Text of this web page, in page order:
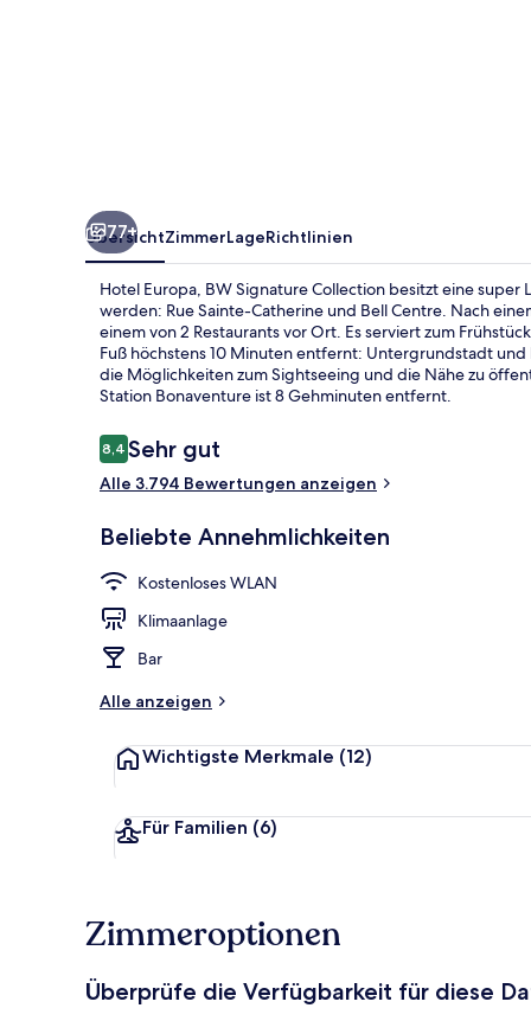
77+
ÜbersichtZimmerLageRichtlinien
Hotel Europa, BW Signature Collection besitzt eine
werden: Rue Sainte-Catherine und Bell Centre. Nach
einem von 2 Restaurants vor Ort. Es serviert zum
Fuß höchstens 10 Minuten entfernt: Untergrundstadt
die Möglichkeiten zum Sightseeing und die Nähe zu
Station Bonaventure ist 8 Gehminuten entfernt.
Bewertungen
8,48,4 von 10.
Sehr gut
Alle 3.794 Bewertungen anzeigen
Beliebte Annehmlichkeiten
Kostenloses WLAN
Klimaanlage
Bar
Alle anzeigen
Wichtigste Merkmale (12)
Für Familien (6)
Zimmeroptionen
Überprüfe die Verfügbarkeit für diese